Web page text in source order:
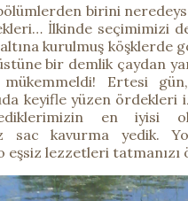
birini
İlkinde seçimimizi
kurulmuş köşklerde
bir demlik çaydan
mükemmeldi! Ertesi
keyifle yüzen ördekleri
en iyisi
sac kavurma yedik.
eşsiz lezzetleri tatmanızı